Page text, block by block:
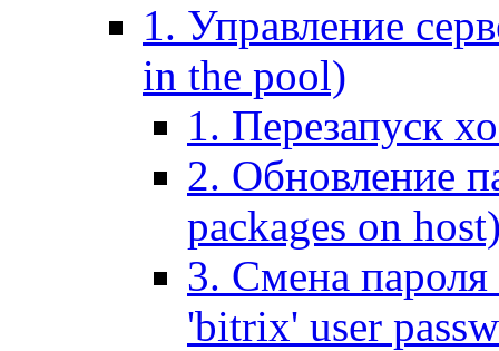
1. Управление
in the pool)
1. Перезапуск
2. Обновление
packages on
3. Смена пароля
'bitrix' user